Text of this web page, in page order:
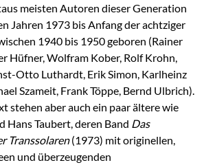
meisten Autoren dieser Generation
Jahren 1973 bis Anfang der achtziger
1940 bis 1950 geboren (Rainer
Hüfner, Wolfram Kober, Rolf Krohn,
Otto Luthardt, Erik Simon, Karlheinz
Szameit, Frank Töppe, Bernd Ulbrich).
stehen aber auch ein paar ältere wie
Hans Taubert, deren Band Das
Transsolaren(1973) mit originellen,
und überzeugenden